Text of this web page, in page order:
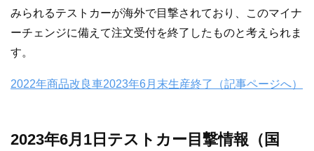
みられるテストカーが海外で目撃されており、このマイナ
ーチェンジに備えて注文受付を終了したものと考えられま
す。
2022年商品改良車2023年6月末生産終了（記事ページへ）
2023年6月1日テストカー目撃情報（国